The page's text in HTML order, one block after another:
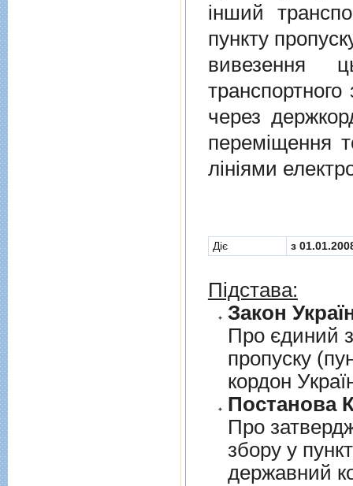
iнший
пункту
вивезення
через
перемiщення
лiнiями
Діє з
Підстава:
Закон
Про єдиний
пропуску
кордон
Постанова
Про
збору у
державний